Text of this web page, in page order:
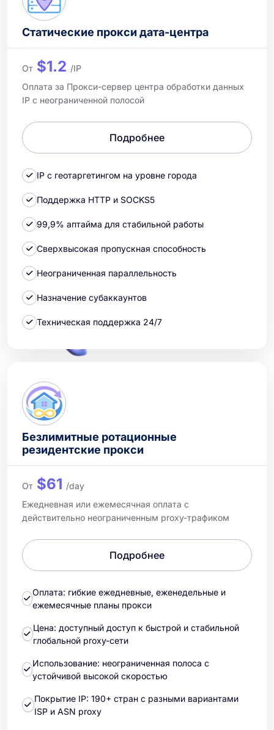
Статические прокси дата-центра
От $1.2 /IP
Оплата за Прокси-сервер центра обработки данных
IP с неограниченной полосой
Подробнее
IP с геотаргетингом на уровне города
Поддержка HTTP и SOCKS5
99,9% аптайма для стабильной работы
Сверхвысокая пропускная способность
Неограниченная параллельность
Назначение субаккаунтов
Техническая поддержка 24/7
Безлимитные ротационные
резидентские прокси
От $61 /day
Ежедневная или ежемесячная оплата с
действительно неограниченным proxy-трафиком
Подробнее
Оплата: гибкие ежедневные, еженедельные и
ежемесячные планы прокси
Цена: доступный доступ к быстрой и стабильной
глобальной proxy-сети
Использование: неограниченная полоса с
устойчивой высокой скоростью
Покрытие IP: 190+ стран с разными вариантами
ISP и ASN proxy